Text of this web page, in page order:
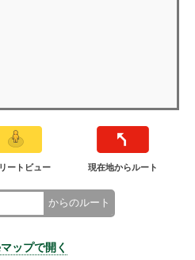
ートビュー 現在地からルート
からのルート
ップで開く